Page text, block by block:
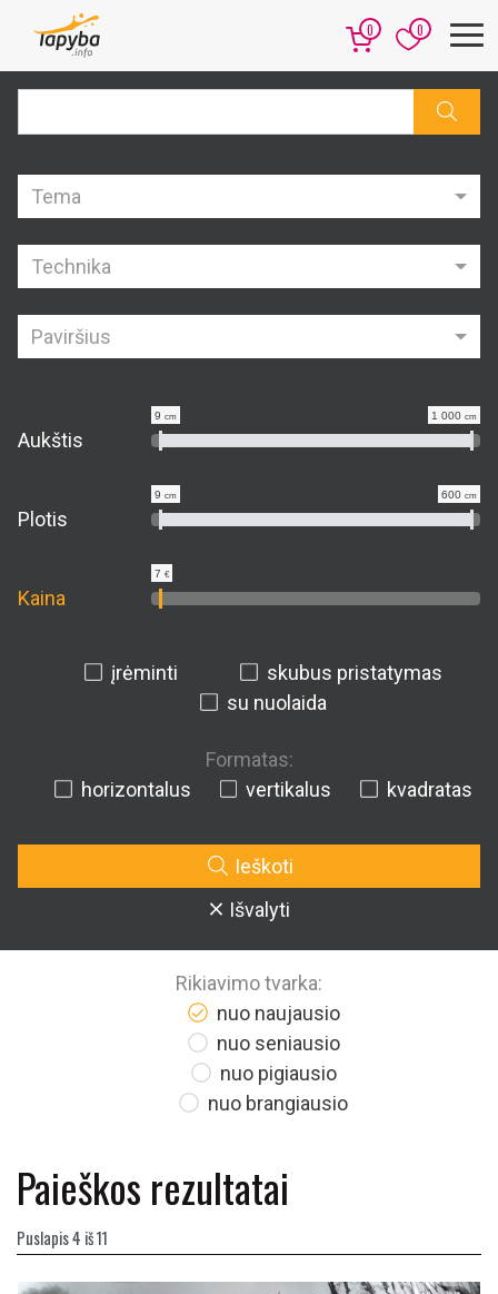
0 0
Tema
Technika
Paviršius
Aukštis
9 cm 1 000 cm
Plotis
9 cm 600 cm
Kaina
7 €
įrėminti
skubus pristatymas
su nuolaida
Formatas:
horizontalus
vertikalus kvadratas
Išvalyti
Ieškoti
Rikiavimo tvarka:
nuo naujausio
nuo seniausio
nuo pigiausio
nuo brangiausio
Paieškos rezultatai
Puslapis 4 iš 11